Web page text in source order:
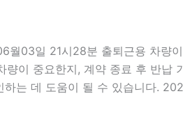
03일 21시28분 출퇴근용 차량
이 중요한지, 계약 종료 후 반납
는 데 도움이 될 수 있습니다.